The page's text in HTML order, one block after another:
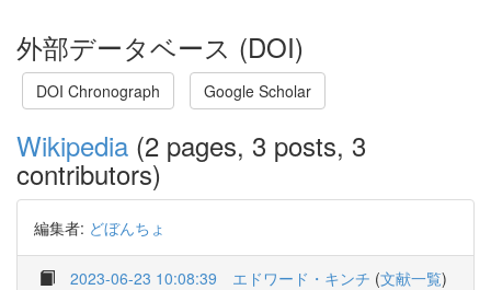
外部データベース (DOI)
DOI Chronograph Google Scholar
Wikipedia (2 pages, 3 posts, 3
contributors)
編集者: どぼんちょ
2023-06-23 10:08:39 エドワード・キンチ (文献一覧)